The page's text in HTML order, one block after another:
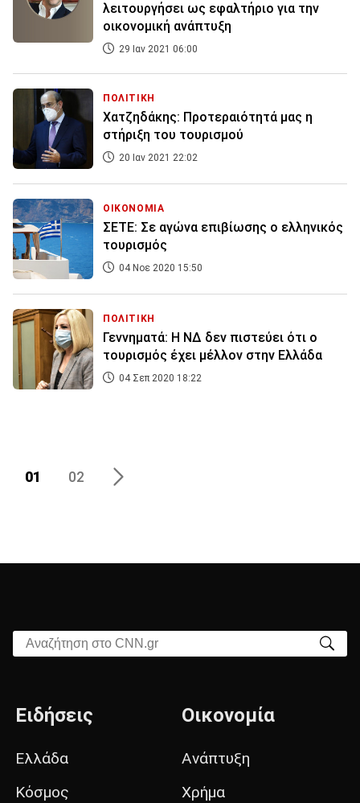
λειτουργήσει ως εφαλτήριο για την
οικονομική ανάπτυξη
29 Ιαν 2021 06:00
ΠΟΛΙΤΙΚΗ
Χατζηδάκης: Προτεραιότητά μας η
στήριξη του τουρισμού
20 Ιαν 2021 22:02
ΟΙΚΟΝΟΜΙΑ
ΣΕΤΕ: Σε αγώνα επιβίωσης ο ελληνικός
τουρισμός
04 Νοε 2020 15:50
ΠΟΛΙΤΙΚΗ
Γεννηματά: Η ΝΔ δεν πιστεύει ότι ο
τουρισμός έχει μέλλον στην Ελλάδα
04 Σεπ 2020 18:22
01 02
Αναζήτηση στο CNN.gr
Ειδήσεις
Ελλάδα
Κόσμος
Οικονομία
Ανάπτυξη
Χρήμα